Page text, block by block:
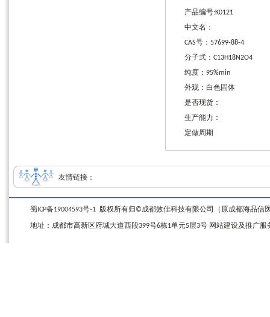
产品编号:K0121
中文名：
CAS号：57699-88-4
分子式：C13H18N2O4
纯度：95%min
外观：白色固体
是否现货：
生产能力：
定做周期
友情链接：
蜀ICP备19004593号-1 版权所有归©成都效佳科技有限公司（原成都海品信
地址：成都市高新区府城大道西段399号6栋1单元5层3号 网站建设及推广服